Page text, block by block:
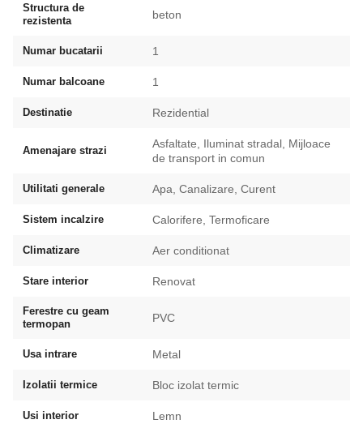
Structura de
rezistenta
beton
Numar bucatarii 1
Numar balcoane 1
Destinatie Rezidential
Amenajare strazi
Asfaltate, Iluminat stradal, Mijloace
de transport in comun
Utilitati generale Apa, Canalizare, Curent
Sistem incalzire Calorifere, Termoficare
Climatizare Aer conditionat
Stare interior Renovat
Ferestre cu geam
termopan
PVC
Usa intrare Metal
Izolatii termice Bloc izolat termic
Usi interior Lemn